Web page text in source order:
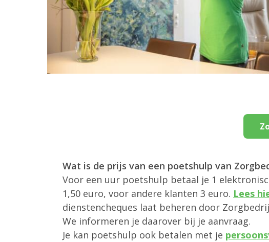
Wat is de prijs van een poetshulp van
Voor een uur poetshulp betaal je 1
1,50 euro, voor andere klanten 3 euro. Lees
dienstencheques laat beheren door
We informeren je daarover bij je aanvraag.
Je kan poetshulp ook betalen met je